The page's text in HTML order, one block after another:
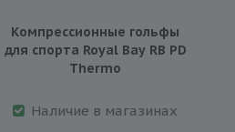
Компрессионные гольфы
для спорта Royal Bay RB PD
Thermo
Наличие в магазинах